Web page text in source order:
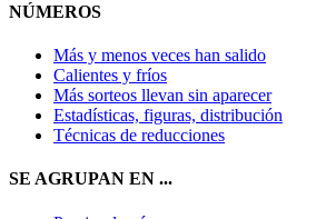
NÚMEROS
Más y menos veces han salido
Calientes y fríos
Más sorteos llevan sin aparecer
Estadísticas, figuras, distribución
Técnicas de reducciones
SE AGRUPAN EN ...